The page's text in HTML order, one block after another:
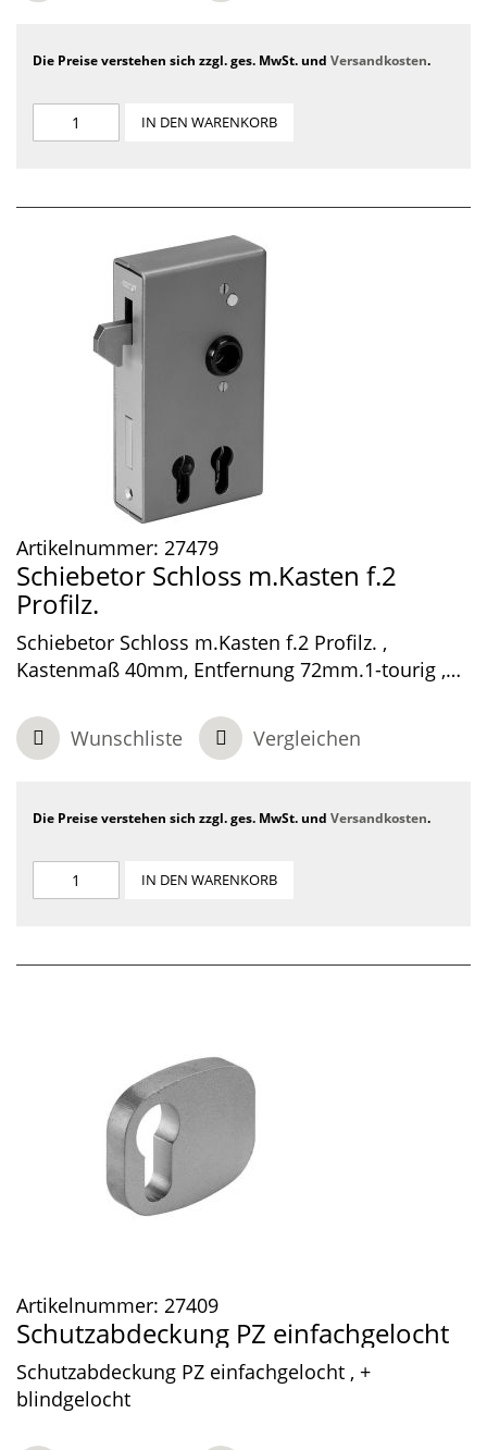
Die Preise verstehen sich zzgl. ges. MwSt. und Versandkosten.
IN DEN WARENKORB
Artikelnummer: 27479
Schiebetor Schloss m.Kasten f.2
Profilz.
Schiebetor Schloss m.Kasten f.2 Profilz. ,
Kastenmaß 40mm, Entfernung 72mm.1-tourig ,
Wunschliste
Vergleichen
Die Preise verstehen sich zzgl. ges. MwSt. und Versandkosten.
IN DEN WARENKORB
Artikelnummer: 27409
Schutzabdeckung PZ einfachgelocht
Schutzabdeckung PZ einfachgelocht , +
blindgelocht